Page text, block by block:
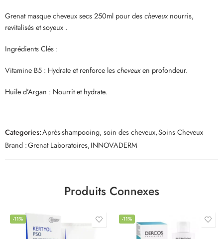
Grenat masque cheveux secs 250ml pour descheveuxnourris,
revitalisés et soyeux .
Ingrédients Clés :
Vitamine B5 : Hydrate et renforce lescheveuxen profondeur.
Huile d’Argan : Nourrit et hydrate.
Categories:Après-shampooing, soin des cheveux,Soins Cheveux
Brand :Grenat Laboratoires,INNOVADERM
Produits Connexes
-11% -11%